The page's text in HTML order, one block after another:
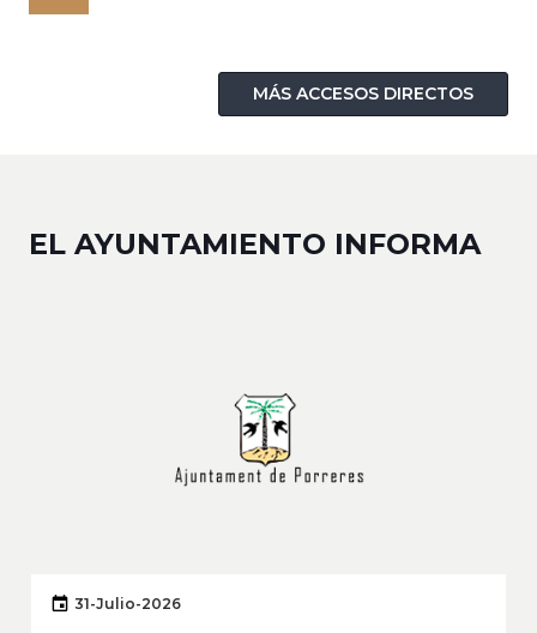
MÁS ACCESOS DIRECTOS
EL AYUNTAMIENTO INFORMA
31-Julio-2026